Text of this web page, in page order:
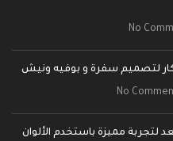
No
No
لتجربة مميزة باستخدم الألوان